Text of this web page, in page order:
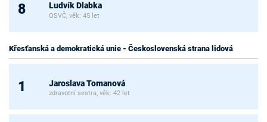
8 Ludvík Dlabka
OSVČ, věk: 45 let
Křesťanská a demokratická unie - Československá strana lidová
1 Jaroslava Tomanová
zdravotní sestra, věk: 42 let